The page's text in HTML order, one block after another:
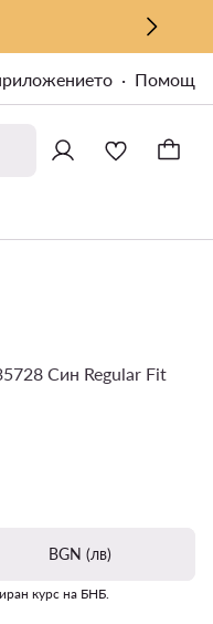
Помощ
Син Regular Fit
5
BGN (лв)
курс на БНБ.